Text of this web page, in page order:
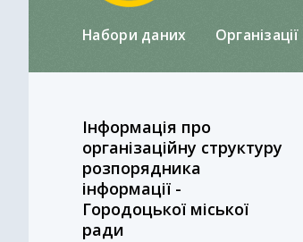
Набори даних Організації
Інформація про
організаційну структуру
розпорядника
інформації -
Городоцької міської
ради